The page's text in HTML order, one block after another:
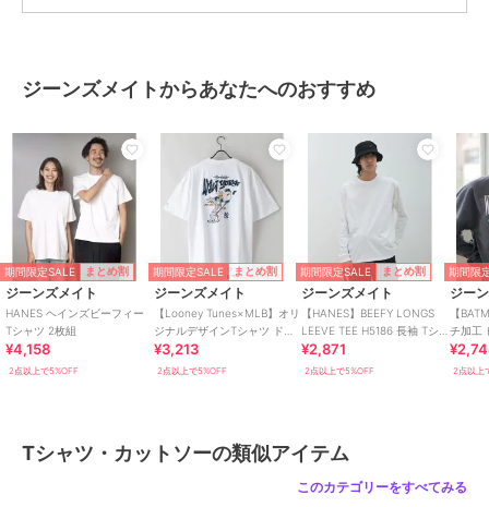
トップス ／Tシャツ・カットソ
ー
トップス ／
Tシャツ・カットソ
カラー
オフホワイト、グレー、チャコー
ルグレー
サイズ
素材
綿 100%
商品のお取り扱い方法
特徴
トップス
綿・コットン素材
綿100％/ロ
Tシャツ・カットソー
綿100％/ロ
ジーンズメイトからあなたへのおすすめ
期間限定SALE まとめ割
ジーンズメイト
HANES ヘインズビーフィー
Tシャツ 2枚組
¥4,158
2点以上で5%OFF
期間限定SALE まとめ割
ジーンズメイト
【Looney Tunes×MLB】オリ
ジナルデザインTシャツ ドロ
ップショルダー ビッグシルエ
ット
¥3,213
2点以上で5%OFF
期間限定SALE まとめ割
ジーンズメイト
【HANES】BEEFY LONGS
LEEVE TEE H5186 長袖 Tシ
ャツ
¥2,871
2点以上で5%OFF
期間限
ジー
【
チ加工
T
2点以上
Tシャツ・カットソーの類似アイテム
このカテゴリーをすべてみる